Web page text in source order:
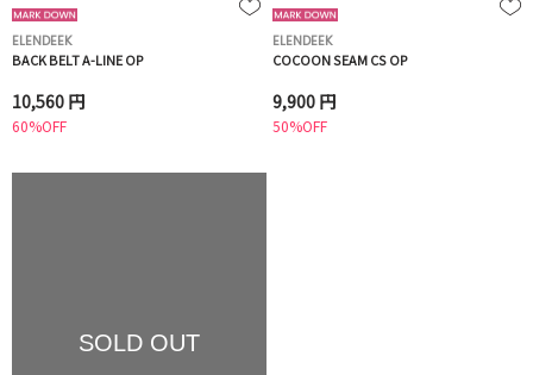
ELENDEEK
BACK BELT A-LINE OP
10,560 円
60%OFF
ELENDEEK
COCOON SEAM CS OP
9,900 円
50%OFF
SOLD OUT